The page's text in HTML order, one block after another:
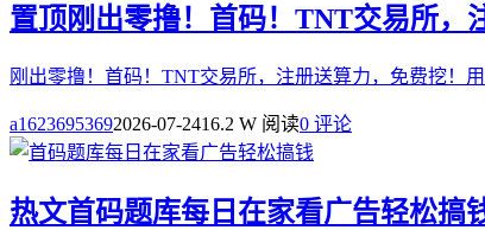
置顶刚出零撸！首码！TNT交易所，
刚出零撸！首码！TNT交易所，注册送算力，免费挖！
a16236953692026-07-2416.2 W 阅读0 评论
热文首码题库每日在家看广告轻松搞